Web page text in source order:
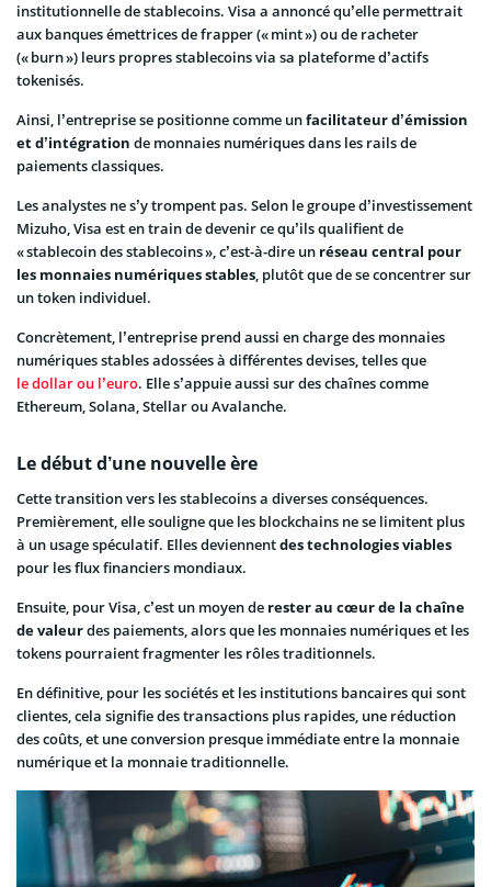
institutionnelle de stablecoins. Visa a annoncé qu’elle permettrait
aux banques émettrices de frapper (« mint ») ou de racheter
(« burn ») leurs propres stablecoins via sa plateforme d’actifs
tokenisés.
Ainsi, l’entreprise se positionne comme unfacilitateur d’émission
et d’intégration de monnaies numériques dans les rails de
paiements classiques.
Les analystes ne s’y trompent pas. Selon le groupe d’investissement
Mizuho, Visa est en train de devenir ce qu’ils qualifient de
« stablecoin des stablecoins », c’est-à-dire un réseau central pour
les monnaies numériques stables, plutôt que de se concentrer sur
un token individuel.
Concrètement, l’entreprise prend aussi en charge des monnaies
numériques stables adossées à différentes devises, telles que
le dollar ou l’euro. Elle s’appuie aussi sur des chaînes comme
Ethereum, Solana, Stellar ou Avalanche.
Le début d’une nouvelle ère
Cette transition vers les stablecoins a diverses conséquences.
Premièrement, elle souligne que les blockchains ne se limitent plus
à un usage spéculatif. Elles deviennentdes technologies viables
pour les flux financiers mondiaux.
Ensuite, pour Visa, c’est un moyen de rester au cœur de la chaîne
de valeurdes paiements, alors que les monnaies numériques et les
tokens pourraient fragmenter les rôles traditionnels.
En définitive, pour les sociétés et les institutions bancaires qui sont
clientes, cela signifie des transactions plus rapides, une réduction
des coûts, et une conversion presque immédiate entre la monnaie
numérique et la monnaie traditionnelle.